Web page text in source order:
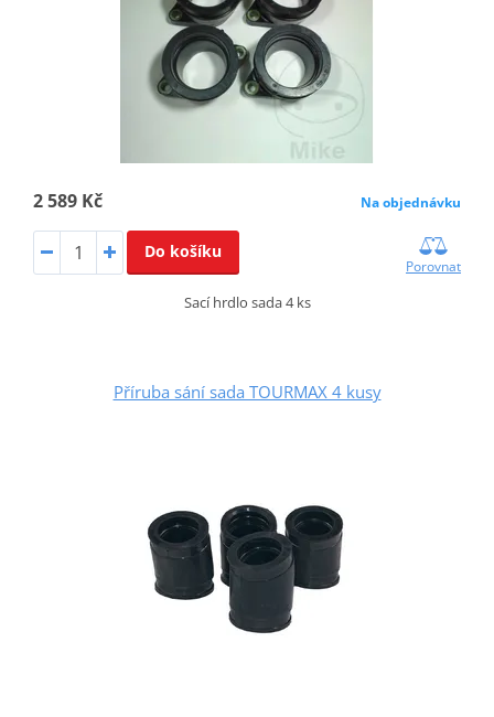
2 589 Kč Na objednávku
Do košíku
Porovnat
Sací hrdlo sada 4 ks
Příruba sání sada TOURMAX 4 kusy